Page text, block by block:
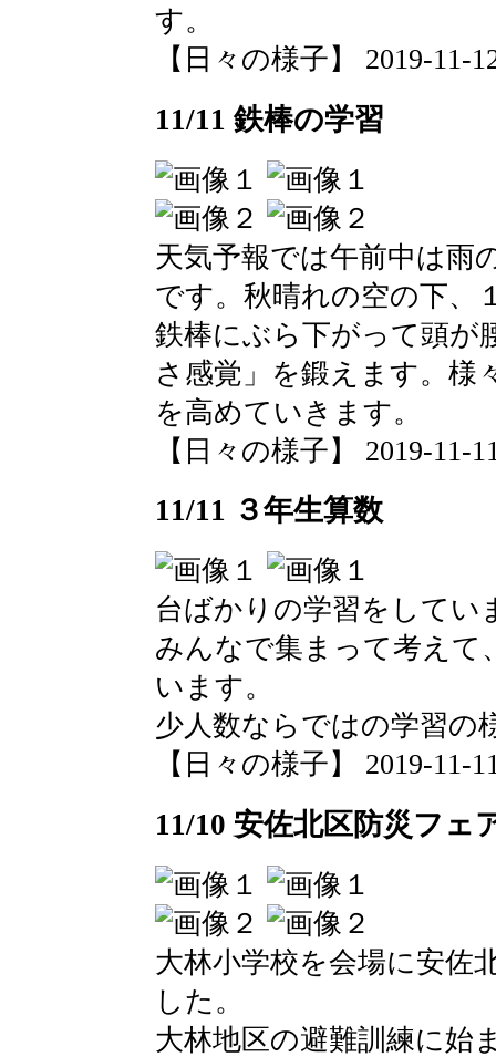
す。
【日々の様子】 2019-11-
11/11 鉄棒の学習
天気予報では午前中は雨
です。秋晴れの空の下、
鉄棒にぶら下がって頭が
さ感覚」を鍛えます。様
を高めていきます。
【日々の様子】 2019-11-
11/11 ３年生算数
台ばかりの学習をしてい
みんなで集まって考えて
います。
少人数ならではの学習の
【日々の様子】 2019-11-
11/10 安佐北区防災フェ
大林小学校を会場に安佐
した。
大林地区の避難訓練に始